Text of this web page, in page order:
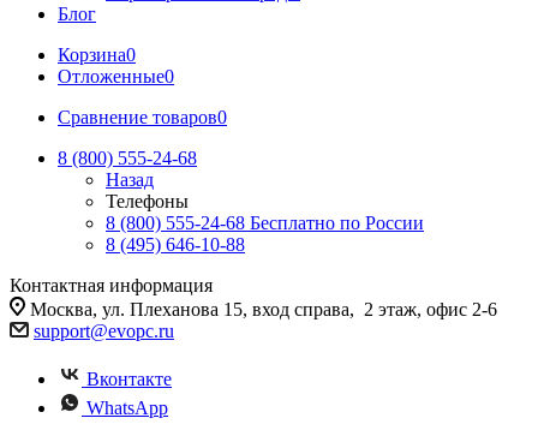
Блог
Корзина0
Отложенные0
Сравнение товаров0
8 (800) 555-24-68
Назад
Телефоны
8 (800) 555-24-68 Бесплатно по России
8 (495) 646-10-88
Контактная информация
Москва, ул. Плеханова 15, вход справа, 2 этаж, офис 2-6
support@evopc.ru
Вконтакте
WhatsApp